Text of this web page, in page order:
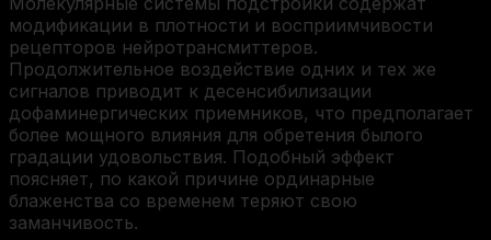
модификации в плотности и восприимчивости
рецепторов нейротрансмиттеров.
Продолжительное воздействие одних и тех же
сигналов приводит к десенсибилизации
дофаминергических приемников, что предполагает
более мощного влияния для обретения былого
градации удовольствия. Подобный эффект
поясняет, по какой причине ординарные
блаженства со временем теряют свою
заманчивость.